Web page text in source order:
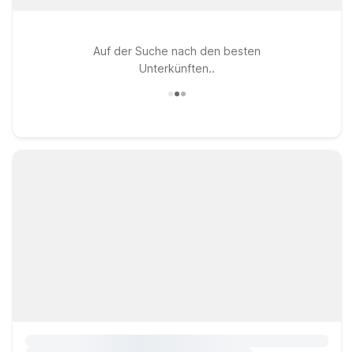
Auf der Suche nach den besten
Unterkünften..